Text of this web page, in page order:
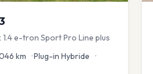
e-tron Sport Pro Line plus
km •Plug-in Hybride •